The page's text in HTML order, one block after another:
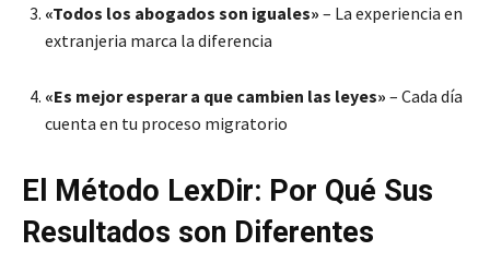
«Todos los abogados son iguales» – La experiencia en
extranjeria marca la diferencia
«Es mejor esperar a que cambien las leyes» – Cada día
cuenta en tu proceso migratorio
El Método LexDir: Por Qué Sus
Resultados son Diferentes